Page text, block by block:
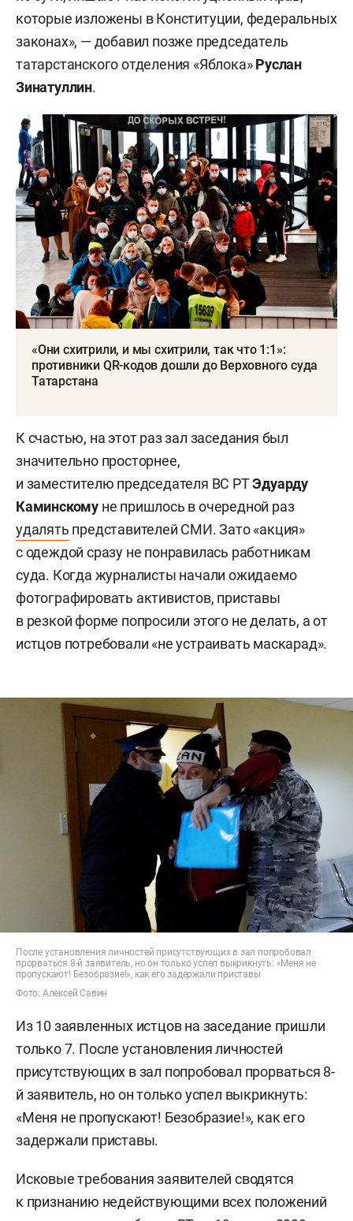
которые изложены в Конституции, федеральных
законах», — добавил позже председатель
татарстанского отделения «Яблока»Руслан
Зинатуллин.
«Они схитрили, и мы схитрили, так что 1:1»:
противники QR-кодов дошли до Верховного суда
Татарстана
К счастью, на этот раз зал заседания был
значительно просторнее,
и заместителю председателя ВС РТЭдуарду
Каминскому не пришлось в очередной раз
удалять представителей СМИ. Зато «акция»
с одеждой сразу не понравилась работникам
суда. Когда журналисты начали ожидаемо
фотографировать активистов, приставы
в резкой форме попросили этого не делать, а от
истцов потребовали «не устраивать маскарад».
После установления личностей присутствующих в зал попробовал
прорваться 8-й заявитель, но он только успел выкрикнуть: «Меня не
пропускают! Безобразие!», как его задержали приставы
Фото: Алексей Савин
Из 10 заявленных истцов на заседание пришли
только 7. После установления личностей
присутствующих в зал попробовал прорваться 8-
й заявитель, но он только успел выкрикнуть:
«Меня не пропускают! Безобразие!», как его
задержали приставы.
Исковые требования заявителей сводятся
к признанию недействующими всех положений